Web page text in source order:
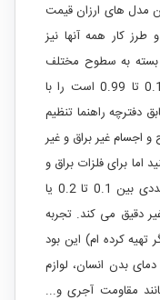
مدل های ارزان قیمت
به فاصله 1:12 است و طرز کار همه آنها نیز
بسته به سطوح مختلف
باید ضریب Emissivity که معمولا بین 0.1 تا 0.99 است را با
دفترچه راهنما تنظیم
اجسام غیر براق و غیر
اما برای فلزات براق و
سیقلی و از جمله فلزات مذاب باید روی عددی بین 0.1 تا 0.2 یا
دقیق می کند. تجربه
تهیه کرده ام) این بود
بدن انسان، لوازم
مقاومت آجری و...